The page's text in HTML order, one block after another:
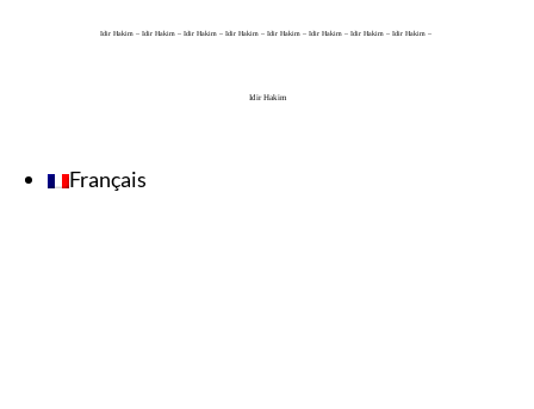
Idir Hakim – Idir Hakim – Idir Hakim – Idir Hakim – Idir Hakim – Idir Hakim – Idir Hakim – Idir Hakim –
Idir Hakim
Français